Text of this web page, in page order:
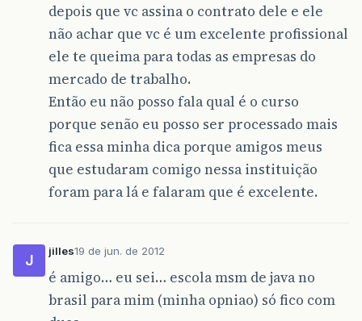
depois que vc assina o contrato dele e ele
não achar que vc é um excelente profissional
ele te queima para todas as empresas do
mercado de trabalho.
Então eu não posso fala qual é o curso
porque senão eu posso ser processado mais
fica essa minha dica porque amigos meus
que estudaram comigo nessa instituição
foram para lá e falaram que é excelente.
J
jilles19 de jun. de 2012
é amigo… eu sei… escola msm de java no
brasil para mim (minha opniao) só fico com